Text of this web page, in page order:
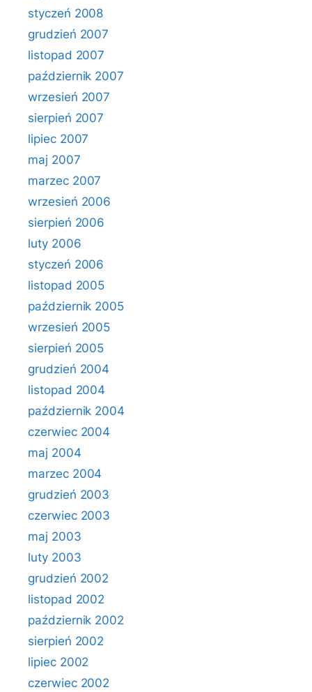
styczeń 2008
grudzień 2007
listopad 2007
październik 2007
wrzesień 2007
sierpień 2007
lipiec 2007
maj 2007
marzec 2007
wrzesień 2006
sierpień 2006
luty 2006
styczeń 2006
listopad 2005
październik 2005
wrzesień 2005
sierpień 2005
grudzień 2004
listopad 2004
październik 2004
czerwiec 2004
maj 2004
marzec 2004
grudzień 2003
czerwiec 2003
maj 2003
luty 2003
grudzień 2002
listopad 2002
październik 2002
sierpień 2002
lipiec 2002
czerwiec 2002